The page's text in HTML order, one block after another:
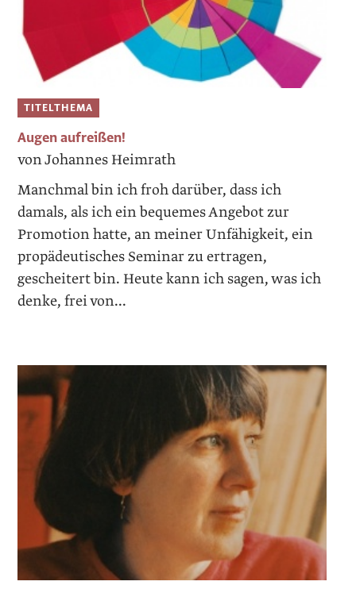
TITELTHEMA
Augen aufreißen!
von Johannes Heimrath
Manchmal bin ich froh darüber, dass ich
damals, als ich ein bequemes Angebot zur
Promotion hatte, an meiner Unfähigkeit, ein
propädeutisches Seminar zu ertragen,
gescheitert bin. Heute kann ich sagen, was ich
denke, frei von...